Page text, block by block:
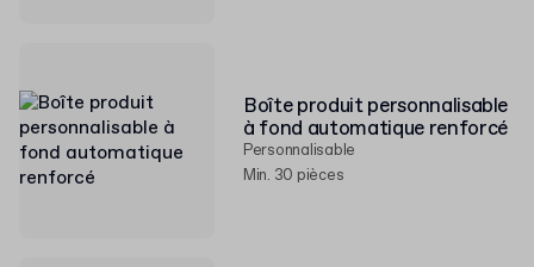
Boîte produit personnalisable
à fond automatique renforcé
Personnalisable
Min. 30 pièces